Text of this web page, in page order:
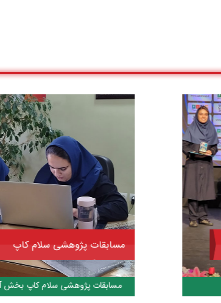
مسابقات پژوهشی سلام کاپ
قسمت آنلاین
مسابقات پژوهشی سلام کاپ بخش